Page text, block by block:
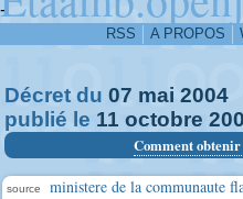
-
RSS A PROPOS
Décret du 07 mai 2004
publié le 11 octobre
Comment
source ministere de la communaute